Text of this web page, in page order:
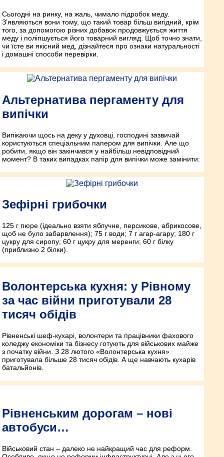
Сьогодні на ринку, на жаль, чимало підробок меду.
З’являються вони тому, що такий товар більш вигідний, крім
того, за допомогою різних добавок продовжується життя
меду і поліпшується його товарний вигляд. Щоб точно знати,
чи їсте ви якісний мед, дізнайтеся про ознаки натуральності
і домашні способи перевірки.
Альтернатива пергаменту для
випічки
Випікаючи щось на деку у духовці, господині зазвичай
користуються спеціальним папером для випічки. Але що
робити, якщо він закінчився у найбільш невідповідний
момент? В таких випадках папір для випічки може замінити:
Зефірні грибочки
125 г пюре (ідеально взяти яблучне, персикове, абрикосове,
щоб не було забарвлення); 75 г води; 7 г агар-агару; 180 г
цукру для сиропу; 60 г цукру для меренги; 60 г білку
(приблизно 2 білки).
Волонтерська кухня: у Рівному
за час війни приготували 28
тисяч обідів
Рівненські шеф-кухарі, волонтери та працівники фахового
коледжу економіки та бізнесу готують для військових майже
з початку війни. З 28 лютого «Волонтерська кухня»
приготувала більше 28 тисяч обідів. А ще навчають кухарів
батальйонів.
Рівненським дорогам – нові
автобуси…
Військовий стан – далеко не найкращий час для реформ.